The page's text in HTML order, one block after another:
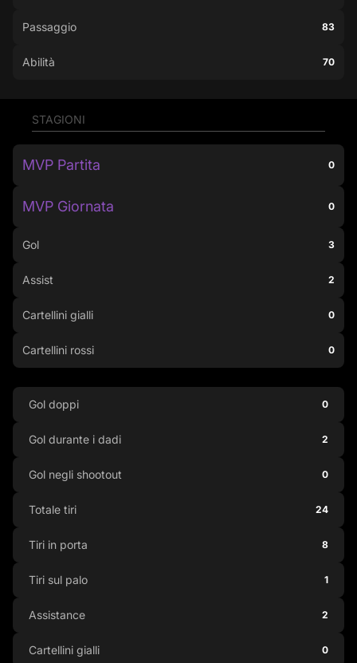
Passaggio 83
Abilità 70
STAGIONI
MVP Partita 0
MVP Giornata 0
Gol 3
Assist 2
Cartellini gialli 0
Cartellini rossi 0
Gol doppi 0
Gol durante i dadi 2
Gol negli shootout 0
Totale tiri 24
Tiri in porta 8
Tiri sul palo 1
Assistance 2
Cartellini gialli 0